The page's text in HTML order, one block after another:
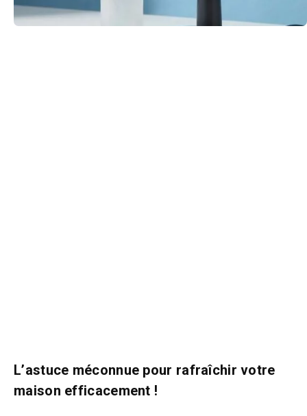
L’astuce méconnue pour rafraîchir votre
maison efficacement !